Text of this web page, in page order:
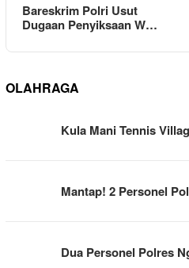
Bareskrim Polri Usut
Dugaan Penyiksaan W…
OLAHRAGA
Kula Mani Tennis
Mantap! 2 Personel
Dua Personel Polres